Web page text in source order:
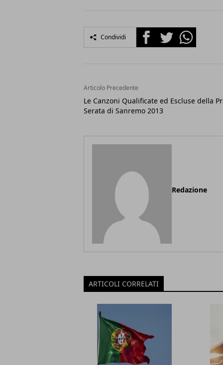
Condividi FacebookTwitterWhatsapp
Articolo Precedente
Le Canzoni Qualificate ed Escluse della
Serata di Sanremo 2013
Redazione
ARTICOLI CORRELATI